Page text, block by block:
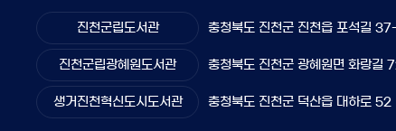
진천군립도서관 충청북도 진천군 진천읍 포석길
진천군립광혜원도서관 충청북도 진천군 광혜원면 화랑길
생거진천혁신도시도서관 충청북도 진천군 덕산읍 대하로 52